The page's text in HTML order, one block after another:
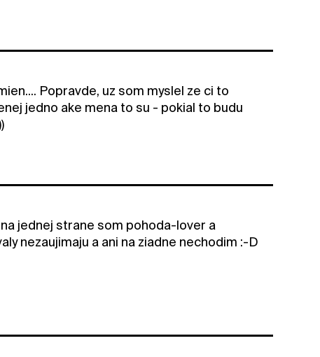
Popravde, uz som myslel ze ci to
jedno ake mena to su - pokial to budu
jednej strane som pohoda-lover a
nezaujimaju a ani na ziadne nechodim :-D